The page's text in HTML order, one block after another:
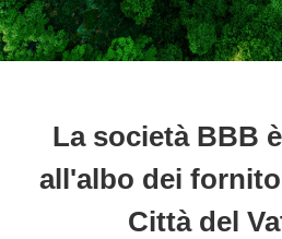
La società BBB
all'albo dei
Città del